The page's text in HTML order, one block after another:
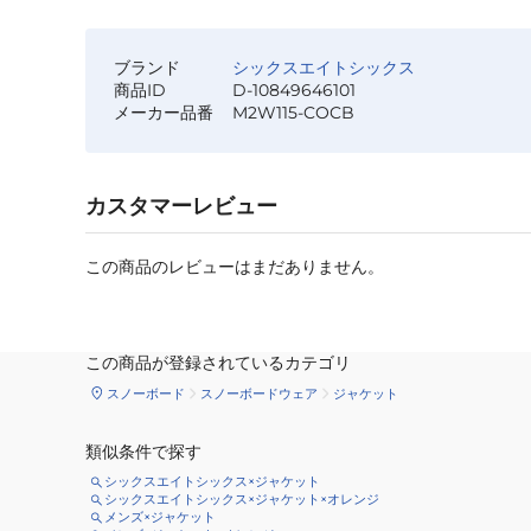
ブランド
シックスエイトシックス
商品ID
D-10849646101
メーカー品番
M2W115-COCB
カスタマーレビュー
この商品のレビューはまだありません。
この商品が登録されているカテゴリ
スノーボード スノーボードウェア ジャケット
類似条件で探す
シックスエイトシックス×ジャケット
シックスエイトシックス×ジャケット×オレンジ
メンズ×ジャケット